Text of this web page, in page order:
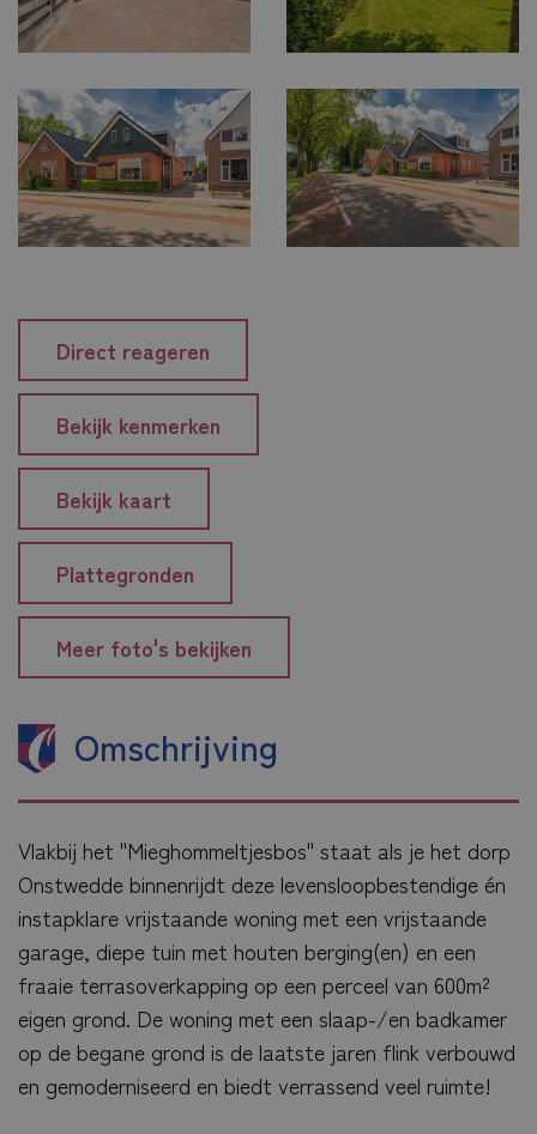
Direct reageren
Bekijk kenmerken
Bekijk kaart
Plattegronden
Meer foto's bekijken
Omschrijving
Vlakbij het "Mieghommeltjesbos" staat als je het dorp
Onstwedde binnenrijdt deze levensloopbestendige én
instapklare vrijstaande woning met een vrijstaande
garage, diepe tuin met houten berging(en) en een
fraaie terrasoverkapping op een perceel van 600m²
eigen grond. De woning met een slaap-/en badkamer
op de begane grond is de laatste jaren flink verbouwd
en gemoderniseerd en biedt verrassend veel ruimte!